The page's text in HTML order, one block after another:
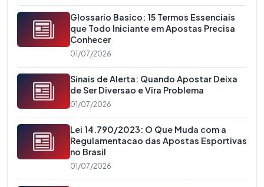
Glossario Basico: 15 Termos Essenciais
que Todo Iniciante em Apostas Precisa
Conhecer
01/07/2026
Sinais de Alerta: Quando Apostar Deixa
de Ser Diversao e Vira Problema
01/07/2026
Lei 14.790/2023: O Que Muda com a
Regulamentacao das Apostas Esportivas
no Brasil
01/07/2026